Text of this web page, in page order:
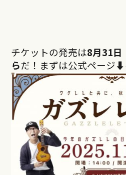
チケットの発売は8月31日
らだ！まずは公式ページ⬇︎